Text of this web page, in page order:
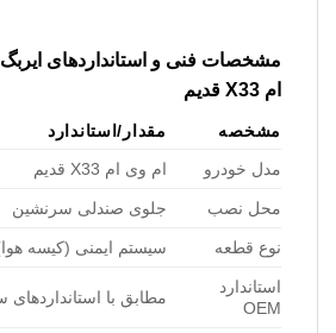
مشخصات فنی و استانداردهای
ام X33 قدیم
مشخصه
مقدار/استاندارد
مدل خودرو
ام وی ام X33 قدیم
محل نصب جلوی صندلی سرنشین
نوع قطعه سیستم ایمنی (کیسه
استاندارد
OEM
مطابق با استانداردهای